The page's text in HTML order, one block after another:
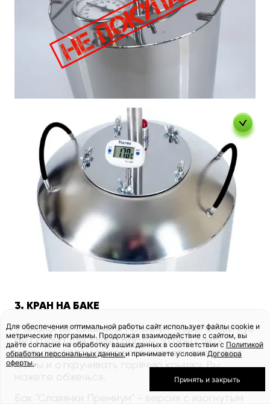
3. КРАН НА БАКЕ
У аналогов "Славянки Премиум" перегонный куб
без крана для слива барды. Чтобы слить
кипящую брагу, придется снимать аппарат с
плиты и откручивать горячую крышку. Вы
можете обжечься.
Бак "Славянки Премиум" - версия с изогнутым
Для обеспечения оптимальной работы сайт использует файлы cookie и
метрические программы. Продолжая взаимодействие с сайтом, вы
даёте согласие на обработку ваших данных в соответствии с Политикой
обработки персональных данныхи принимаете условияДоговора
оферты.
Принять и закрыть